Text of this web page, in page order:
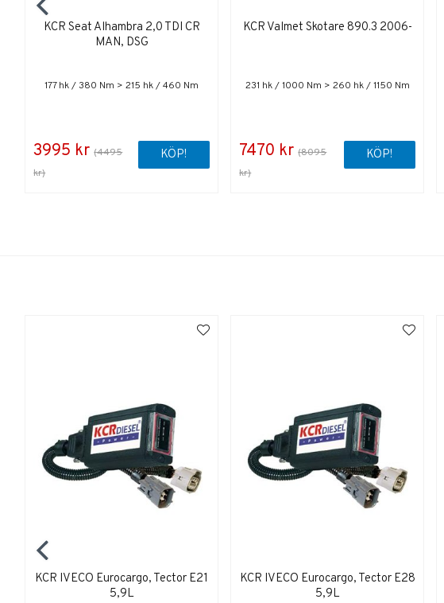
KCR Seat Alhambra 2,0 TDI CR
MAN, DSG
177 hk / 380 Nm > 215 hk / 460 Nm
3995 kr (4495
kr)
KÖP!
KCR Valmet Skotare 890.3 2006-
231 hk / 1000 Nm > 260 hk / 1150 Nm
7470 kr (8095
kr)
KÖP!
KCR IVECO Eurocargo, Tector E21
5,9L
KCR IVECO Eurocargo, Tector E28
5,9L